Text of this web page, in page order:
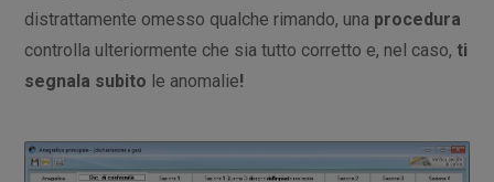
distrattamente omesso qualche rimando, una procedura
controlla ulteriormente che sia tutto corretto e, nel caso, ti
segnala subito le anomalie!